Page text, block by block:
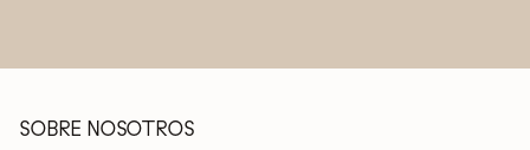
SOBRE NOSOTROS